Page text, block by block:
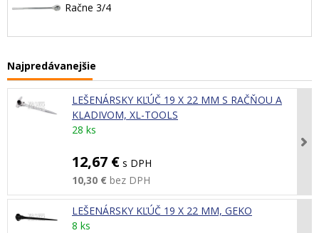
Račne 3/4
Najpredávanejšie
LEŠENÁRSKY KĽÚČ 19 X 22 MM S RAČŇOU A
KLADIVOM, XL-TOOLS
28 ks
12,67 € s DPH
10,30 € bez DPH
LEŠENÁRSKY KĽÚČ 19 X 22 MM, GEKO
8 ks